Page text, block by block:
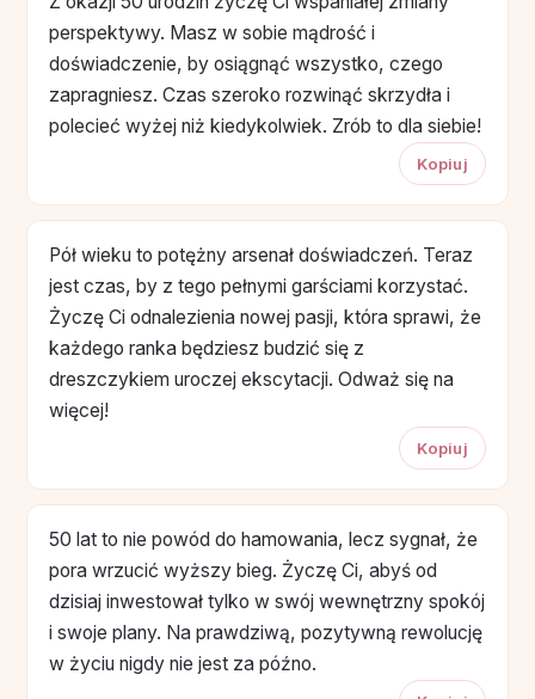
perspektywy. Masz w sobie mądrość i
doświadczenie, by osiągnąć wszystko, czego
zapragniesz. Czas szeroko rozwinąć skrzydła i
polecieć wyżej niż kiedykolwiek. Zrób to dla siebie!
Kopiuj
Pół wieku to potężny arsenał doświadczeń. Teraz
jest czas, by z tego pełnymi garściami korzystać.
Życzę Ci odnalezienia nowej pasji, która sprawi, że
każdego ranka będziesz budzić się z
dreszczykiem uroczej ekscytacji. Odważ się na
więcej!
Kopiuj
50 lat to nie powód do hamowania, lecz sygnał, że
pora wrzucić wyższy bieg. Życzę Ci, abyś od
dzisiaj inwestował tylko w swój wewnętrzny spokój
i swoje plany. Na prawdziwą, pozytywną rewolucję
w życiu nigdy nie jest za późno.